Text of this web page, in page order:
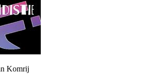
Komrij